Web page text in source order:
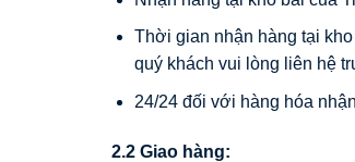
Thời gian nhận hàng tại
quý khách vui lòng liên hệ
24/24 đối với hàng hóa
2.2 Giao hàng: